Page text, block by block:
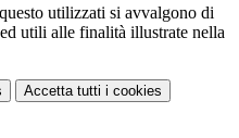
utilizzati si avvalgono di
utili alle finalità illustrate nella
Accetta tutti i cookies